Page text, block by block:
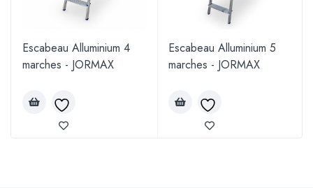
Escabeau Alluminium 4
marches - JORMAX
Escabeau Alluminium 5
marches - JORMAX